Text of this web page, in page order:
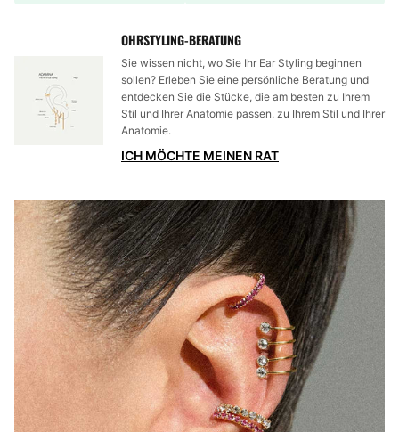
OHRSTYLING-BERATUNG
Sie wissen nicht, wo Sie Ihr Ear Styling beginnen
sollen? Erleben Sie eine persönliche Beratung und
entdecken Sie die Stücke, die am besten zu Ihrem
Stil und Ihrer Anatomie passen. zu Ihrem Stil und Ihrer
Anatomie.
ICH MÖCHTE MEINEN RAT